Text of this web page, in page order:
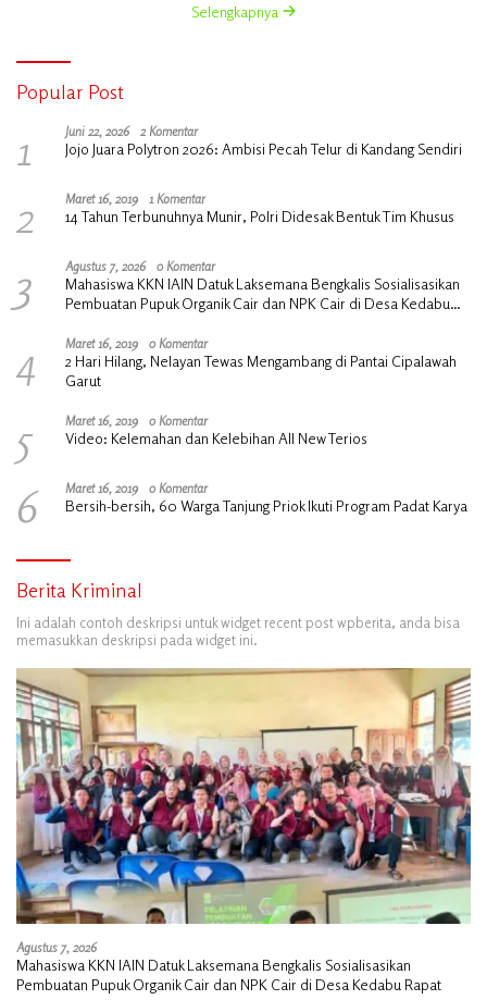
Selengkapnya
Popular Post
1 Juni 22, 2026 2 Komentar
Jojo Juara Polytron 2026: Ambisi Pecah Telur di Kandang Sendiri
2 Maret 16, 2019 1 Komentar
14 Tahun Terbunuhnya Munir, Polri Didesak Bentuk Tim Khusus
3 Agustus 7, 2026 0 Komentar
Mahasiswa KKN IAIN Datuk Laksemana Bengkalis Sosialisasikan
Pembuatan Pupuk Organik Cair dan NPK Cair di Desa Kedabu
4 Maret 16, 2019 0 Komentar
2 Hari Hilang, Nelayan Tewas Mengambang di Pantai Cipalawah
Garut
5 Maret 16, 2019 0 Komentar
Video: Kelemahan dan Kelebihan All New Terios
6 Maret 16, 2019 0 Komentar
Bersih-bersih, 60 Warga Tanjung Priok Ikuti Program Padat Karya
Berita Kriminal
Ini adalah contoh deskripsi untuk widget recent post wpberita, anda bisa
memasukkan deskripsi pada widget ini.
Agustus 7, 2026
Mahasiswa KKN IAIN Datuk Laksemana Bengkalis Sosialisasikan
Pembuatan Pupuk Organik Cair dan NPK Cair di Desa Kedabu Rapat